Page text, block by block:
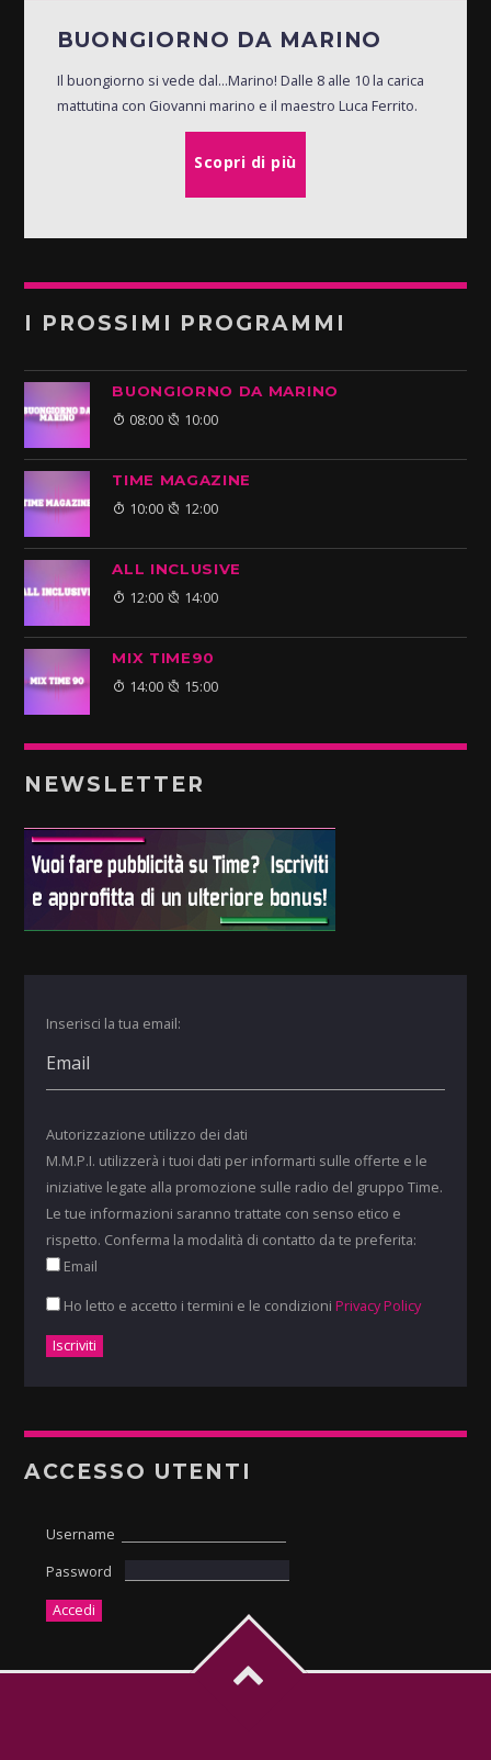
BUONGIORNO DA MARINO
Il buongiorno si vede dal...Marino! Dalle 8 alle 10 la carica
mattutina con Giovanni marino e il maestro Luca Ferrito.
Scopri di più
I PROSSIMI PROGRAMMI
BUONGIORNO DA MARINO
08:00 10:00
TIME MAGAZINE
10:00 12:00
ALL INCLUSIVE
12:00 14:00
MIX TIME90
14:00 15:00
NEWSLETTER
Inserisci la tua email:
Autorizzazione utilizzo dei dati
M.M.P.I. utilizzerà i tuoi dati per informarti sulle offerte e le
iniziative legate alla promozione sulle radio del gruppo Time.
Le tue informazioni saranno trattate con senso etico e
rispetto. Conferma la modalità di contatto da te preferita:
Email
Ho letto e accetto i termini e le condizioni Privacy Policy
ACCESSO UTENTI
Username
Password